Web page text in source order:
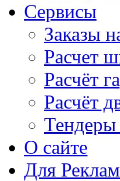
Сервисы
Заказы
Расчет
Расчёт
Расчёт
Тендеры
О сайте
Для